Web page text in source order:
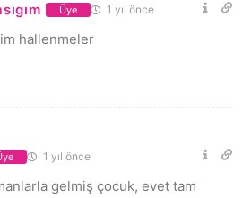
Üye 1 yıl önce
hallenmeler
1 yıl önce
gelmiş çocuk, evet tam